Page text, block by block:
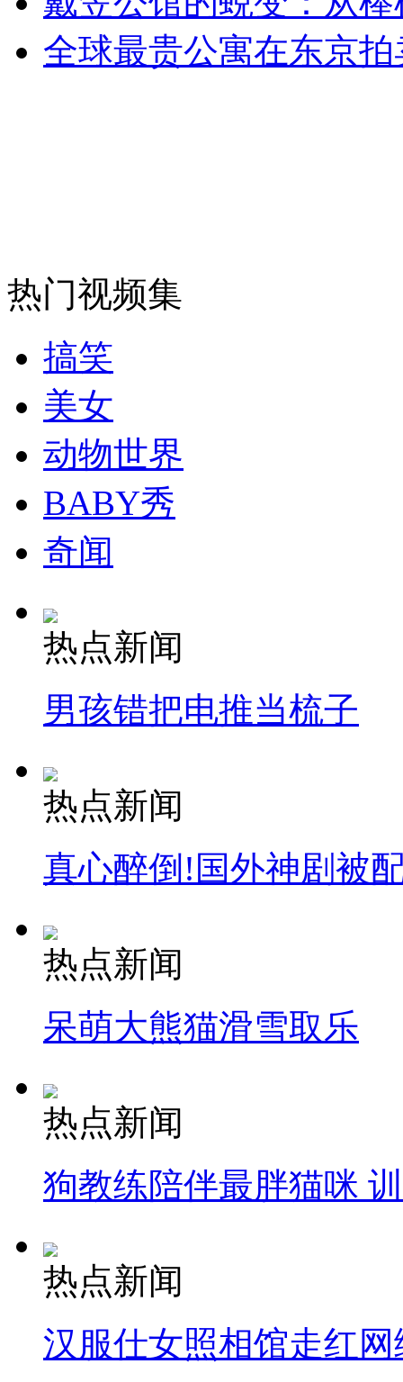
外交部：反对强权政治霸凌主义
走！跟着总书记去植树
消防员救轻生者
司机酒驾遇交警 急速倒车逃窜
全球最贵公寓在东京
热门视频集
搞笑
美女
动物世界
BABY秀
奇闻
热点新闻
男孩错把电推当梳子
热点新闻
真心醉倒!国外神剧被
热点新闻
呆萌大熊猫滑雪取乐
热点新闻
狗教练陪伴最胖猫咪
热点新闻
汉服仕女照相馆走红网